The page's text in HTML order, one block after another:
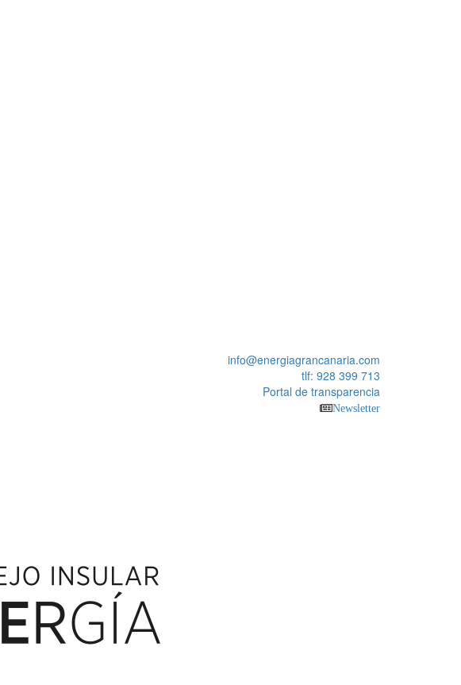
info@energiagrancanaria.com
tlf: 928 399 713
Portal de transparencia
Newsletter